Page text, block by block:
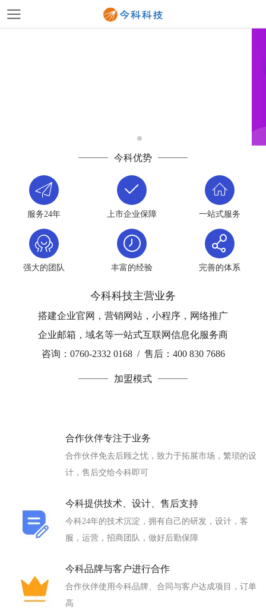
今科优势
服务24年 上市企业保障 一站式服务
强大的团队 丰富的经验 完善的体系
今科科技主营业务
搭建企业官网，营销网站，小程序，网络推广
企业邮箱，域名等一站式互联网信息化服务商
咨询：0760-2332 0168 / 售后：400 830 7686
加盟模式
合作伙伴专注于业务
合作伙伴免去后顾之忧，致力于拓展市场，繁琐的设
计，售后交给今科即可
今科提供技术、设计、售后支持
今科24年的技术沉淀，拥有自己的研发，设计，客
服，运营，招商团队，做好后勤保障
今科品牌与客户进行合作
合作伙伴使用今科品牌、合同与客户达成项目，订单
高